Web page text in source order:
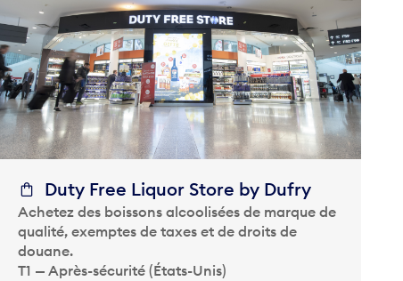
Duty Free Liquor Store by Dufry
Achetez des boissons alcoolisées de marque de
qualité, exemptes de taxes et de droits de
douane.
T1 — Après-sécurité (États-Unis)